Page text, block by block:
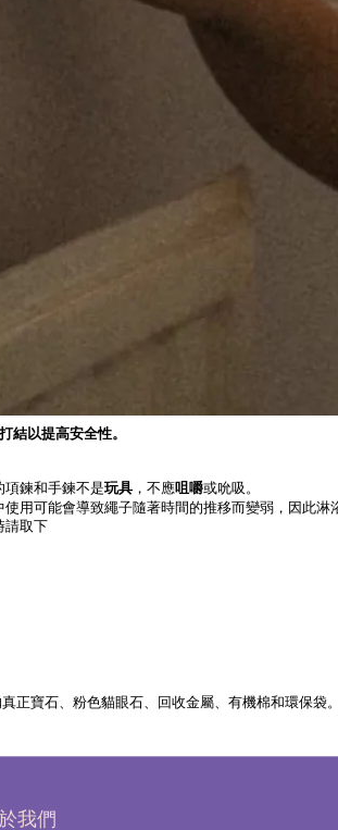
結以提高安全性。
項鍊和手鍊不是玩具 ，不應咀嚼或吮吸。
使用可能會導致繩子隨著時間的推移而變弱，因此淋
請取下
正寶石、粉色貓眼石、回收金屬、有機棉和環保袋
我們